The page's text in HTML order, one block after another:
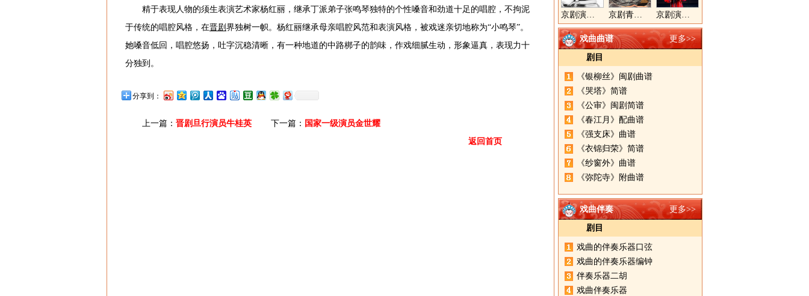
精于表现人物的须生表演艺术家杨红丽，继承丁派弟子张鸣琴独特的个性嗓音和劲道十足的唱腔，不拘泥
于传统的唱腔风格，在晋剧 界独树一帜。杨红丽继承母亲唱腔风范和表演风格，被戏迷亲切地称为“小鸣琴”。
她嗓音低回，唱腔悠扬，吐字沉稳清晰，有一种地道的中路梆子的韵味，作戏细腻生动，形象逼真，表现力十
分独到。
分享到：
上一篇： 晋剧旦行演员牛桂英 下一篇： 国家一级演员金世耀
返回首页
京剧演员陈晓霞 京剧青年演员郝杰 京剧演员张美超
更多>>
戏曲曲谱
剧目
《银柳丝》闽剧曲谱
《哭塔》简谱
《公审》闽剧简谱
《春江月》配曲谱
《强支床》曲谱
《衣锦归荣》简谱
《纱窗外》曲谱
《弥陀寺》附曲谱
更多>>
戏曲伴奏
剧目
戏曲的伴奏乐器口弦
戏曲的伴奏乐器编钟
伴奏乐器二胡
戏曲伴奏乐器